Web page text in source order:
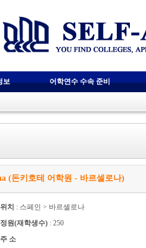
보 어학연수 수속 준비
(돈키호테 어학원 - 바르셀로나)
위치 : 스페인 > 바르셀로나
정원(재학생수): 250
주 소